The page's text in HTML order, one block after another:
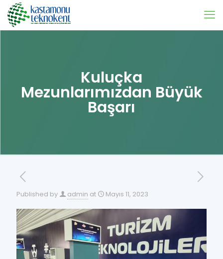
Kuluçka
Mezunlarımızdan Büyük
Başarı
Published by admin at Mayıs 11, 2023